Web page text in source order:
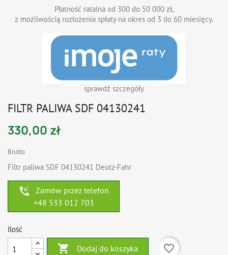
Płatność ratalna od 300 do 50 000 zł,
z możliwością rozłożenia spłaty na okres od 3 do 60 miesięcy.
sprawdź szczegóły
FILTR PALIWA SDF 04130241
330,00 zł
Brutto
Filtr paliwa SDF 04130241 Deutz-Fahr
phone_callback
Zamów przez telefon
+48 533 012 703
Ilość
 Dodaj do koszyka
favorite_border